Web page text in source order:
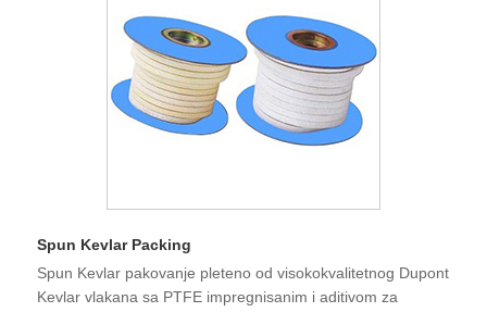
Spun Kevlar Packing
Spun Kevlar pakovanje pleteno od visokokvalitetnog Dupont
Kevlar vlakana sa PTFE impregnisanim i aditivom za